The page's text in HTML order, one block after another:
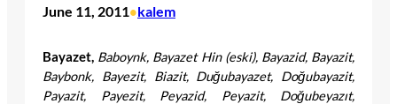
June 11, 2011•kalem
Bayazet, Baboynk, Bayazet Hin (eski), Bayazid, Bayazit,
Baybonk, Bayezit, Biazit, Duğubayazet, Doğubayazit,
Payazit, Payezit, Peyazid, Peyazit, Doğubeyazıt,